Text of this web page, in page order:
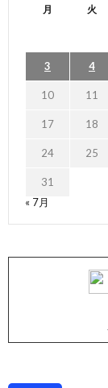
月 火
3 4
10 11
17 18
24 25
31
« 7月